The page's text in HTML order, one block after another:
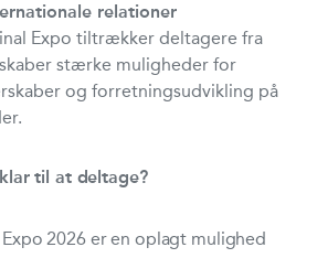
relationer
Expo tiltrækker deltagere fra
stærke muligheder for
og forretningsudvikling på
til at deltage?
Expo 2026 er en oplagt mulighed